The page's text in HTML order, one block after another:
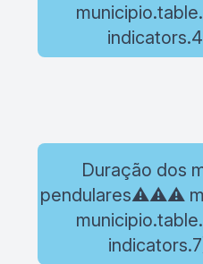
Duração dos
pendulares⚠️⚠️⚠️